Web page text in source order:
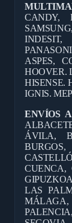
CANDY,
INDESIT,
ASPES,
HOOVER.
HISENSE.
IGNIS.
ENVÍOS
ÁVILA,
CUENCA,
LAS